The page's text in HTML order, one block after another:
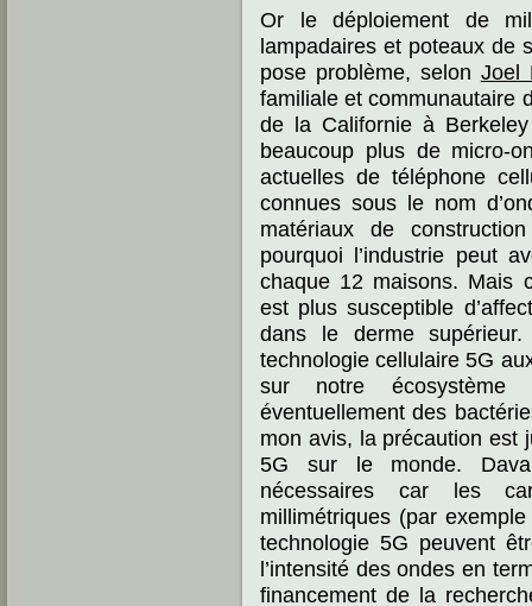
Or le déploiement de
lampadaires et poteaux de
pose problème, selon Joel
familiale et communautaire
de la Californie à
beaucoup plus de micro-
actuelles de téléphone
connues sous le nom
matériaux de
pourquoi l’industrie peut
chaque 12 maisons. Mais
est plus susceptible
dans le derme
technologie cellulaire 5G
sur notre écosystème
éventuellement des
mon avis, la précaution est
5G sur le monde.
nécessaires car les
millimétriques (par
technologie 5G peuvent
l’intensité des ondes en
financement de la